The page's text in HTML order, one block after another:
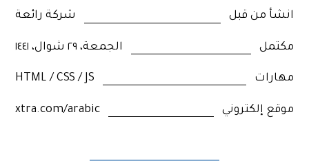
انشأ من قبل شركة رائعة
مكتمل الجمعة، ٢٩ شوال، ١٤٤١
مهارات HTML / CSS / JS
موقع إلكتروني xtra.com/arabic